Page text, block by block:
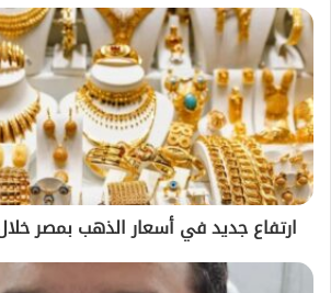
ارتفاع جديد في أسعار الذهب بمصر